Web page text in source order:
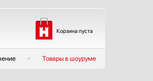
Корзина пуста
Товары в шоуруме